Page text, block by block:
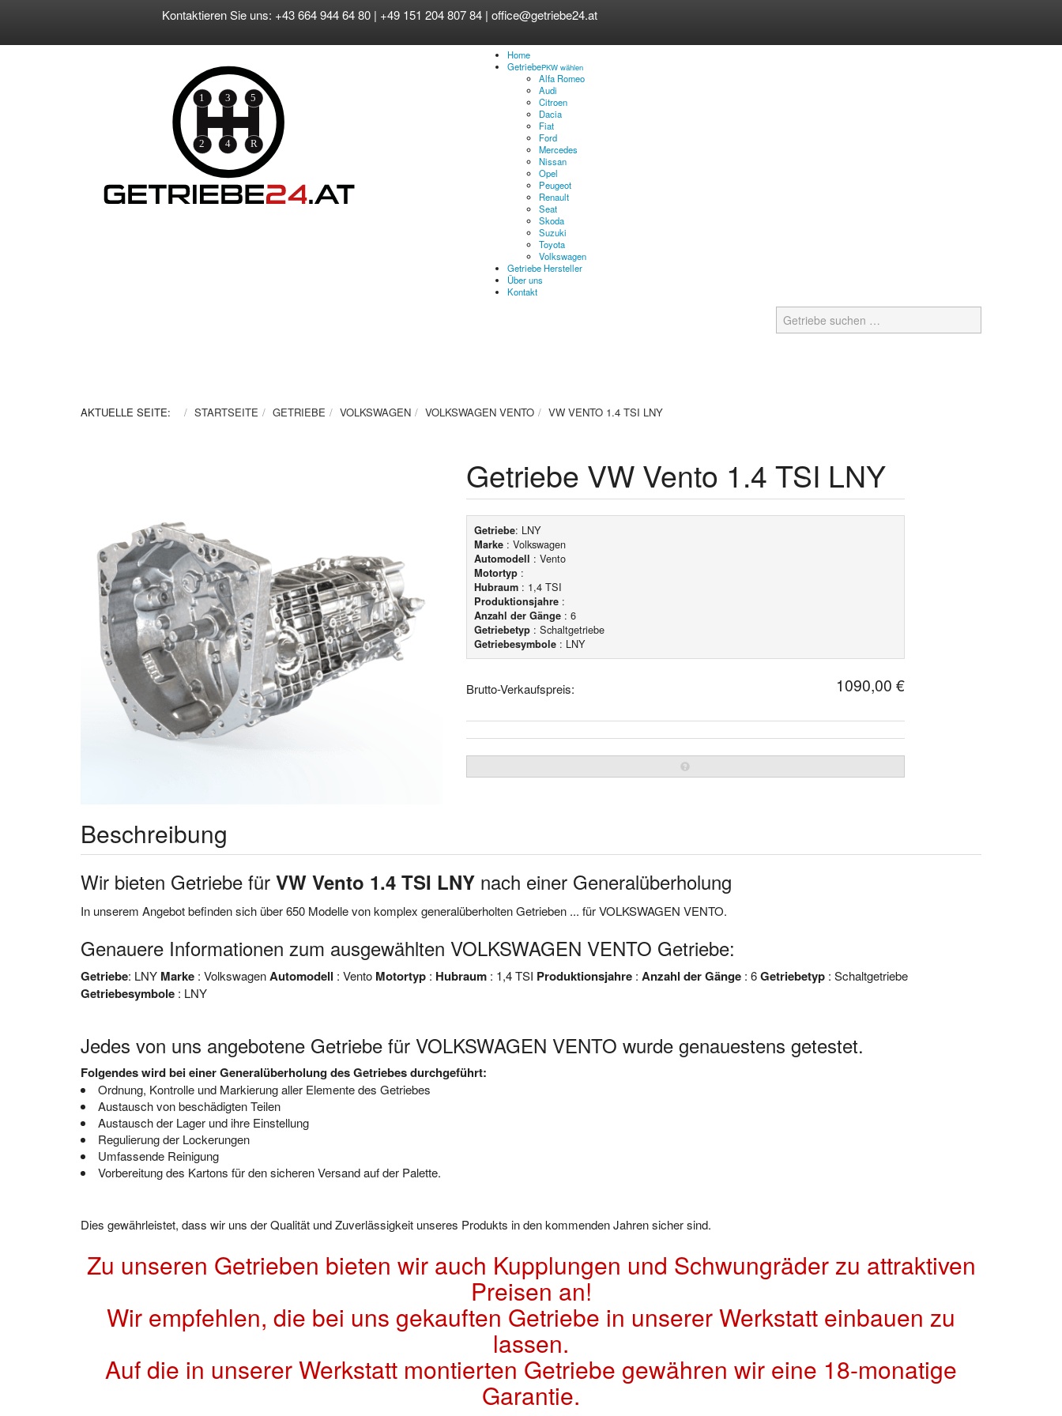
Kontaktieren Sie uns: +43 664 944 64 80 | +49 151 204 807 84 |office@getriebe24.at
Home
GetriebePKW wählen
Alfa Romeo
Audi
Citroen
Dacia
Fiat
Ford
Mercedes
Nissan
Opel
Peugeot
Renault
Seat
Skoda
Suzuki
Toyota
Volkswagen
Getriebe Hersteller
Über uns
Kontakt
AKTUELLE SEITE: STARTSEITE GETRIEBE VOLKSWAGEN VOLKSWAGEN VENTO VW VENTO 1.4 TSI LNY
Getriebe VW Vento 1.4 TSI LNY
Getriebe: LNY
Marke: Volkswagen
Automodell : Vento
Motortyp:
Hubraum: 1,4 TSI
Produktionsjahre:
Anzahl der Gänge: 6
Getriebetyp: Schaltgetriebe
Getriebesymbole: LNY
Brutto-Verkaufspreis: 1090,00 €
Beschreibung
Wir bieten Getriebe für VW Vento 1.4 TSI LNY nach einer Generalüberholung
In unserem Angebot befinden sich über 650 Modelle von komplex generalüberholten Getrieben ... für VOLKSWAGEN VENTO.
Genauere Informationen zum ausgewählten VOLKSWAGEN VENTO Getriebe:
Getriebe: LNY Marke : VolkswagenAutomodell : Vento Motortyp : Hubraum : 1,4 TSI Produktionsjahre : Anzahl der Gänge : 6Getriebetyp : Schaltgetriebe
Getriebesymbole : LNY
Jedes von uns angebotene Getriebe für VOLKSWAGEN VENTO wurde genauestens getestet.
Folgendes wird bei einer Generalüberholung des Getriebes durchgeführt:
Ordnung, Kontrolle und Markierung aller Elemente des Getriebes
Austausch von beschädigten Teilen
Austausch der Lager und ihre Einstellung
Regulierung der Lockerungen
Umfassende Reinigung
Vorbereitung des Kartons für den sicheren Versand auf der Palette.
Dies gewährleistet, dass wir uns der Qualität und Zuverlässigkeit unseres Produkts in den kommenden Jahren sicher sind.
Zu unseren Getrieben bieten wir auch Kupplungen und Schwungräder zu attraktiven
Preisen an!
Wir empfehlen, die bei uns gekauften Getriebe in unserer Werkstatt einbauen zu
lassen.
Auf die in unserer Werkstatt montierten Getriebe gewähren wir eine 18-monatige
Garantie.